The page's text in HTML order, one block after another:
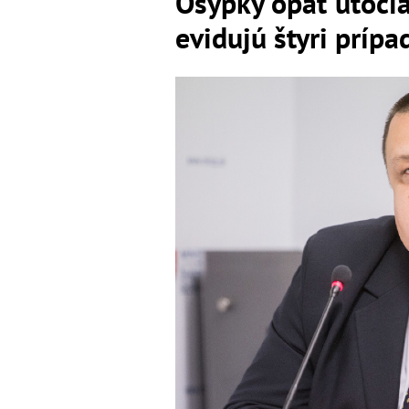
evidujú štyri